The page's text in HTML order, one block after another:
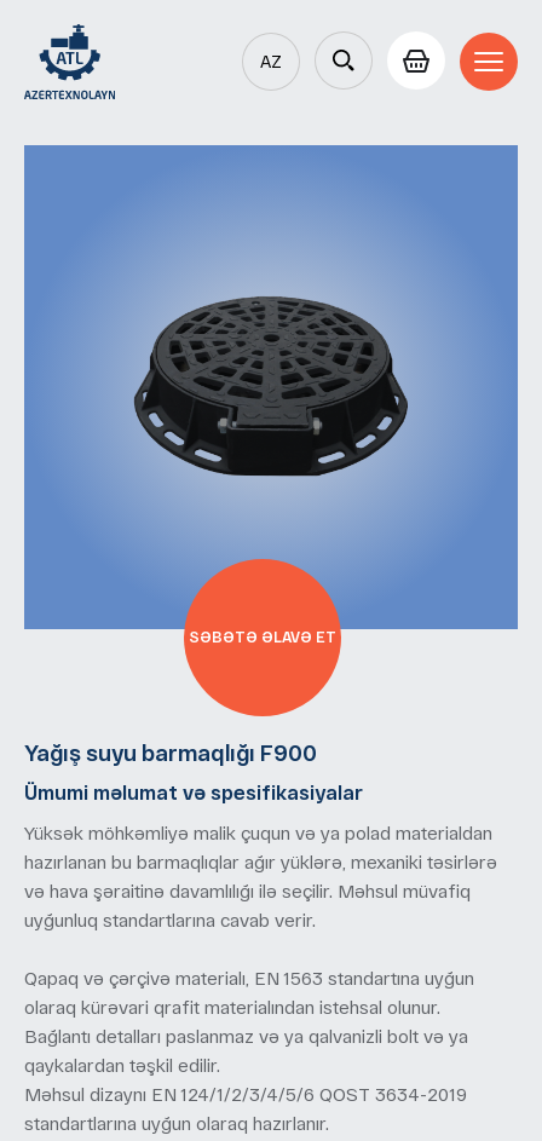
AZ
Yağış suyu barmaqlığı F900
Ümumi məlumat və spesifikasiyalar
Yüksək möhkəmliyə malik çuqun və ya polad materialdan
hazırlanan bu barmaqlıqlar ağır yüklərə, mexaniki təsirlərə
və hava şəraitinə davamlılığı ilə seçilir. Məhsul müvafiq
uyğunluq standartlarına cavab verir.
Qapaq və çərçivə materialı, EN 1563 standartına uyğun
olaraq kürəvari qrafit materialından istehsal olunur.
Bağlantı detalları paslanmaz və ya qalvanizli bolt və ya
qaykalardan təşkil edilir.
Məhsul dizaynı EN 124/1/2/3/4/5/6 QOST 3634-2019
standartlarına uyğun olaraq hazırlanır.
SƏBƏTƏ ƏLAVƏ ET